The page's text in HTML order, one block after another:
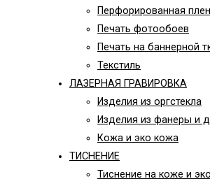
Перфорированная
Печать фотообоев
Печать на баннерной
Текстиль
ЛАЗЕРНАЯ ГРАВИРОВКА
Изделия из оргстекла
Изделия из фанеры и
Кожа и эко кожа
ТИСНЕНИЕ
Тиснение на коже и